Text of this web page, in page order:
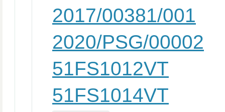
2017/00381/001
2020/PSG/00002
51FS1012VT
51FS1014VT